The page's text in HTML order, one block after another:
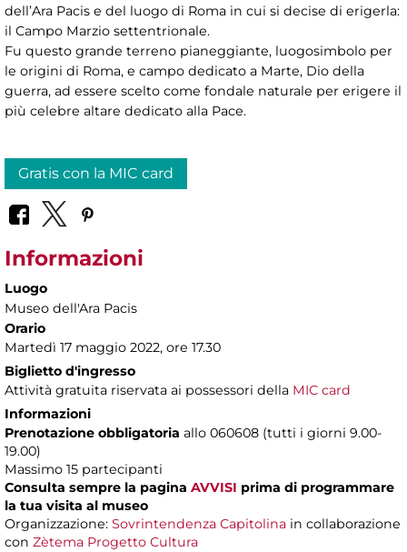
dell’Ara Pacis e del luogo di Roma in cui si decise di erigerla:
il Campo Marzio settentrionale.
Fu questo grande terreno pianeggiante, luogosimbolo per
le origini di Roma, e campo dedicato a Marte, Dio della
guerra, ad essere scelto come fondale naturale per erigere il
più celebre altare dedicato alla Pace.
Gratis con la MIC card
Informazioni
Luogo
Museo dell'Ara Pacis
Orario
Martedì 17 maggio 2022, ore 17.30
Biglietto d'ingresso
Attività gratuita riservata ai possessori della MIC card
Informazioni
Prenotazione obbligatoria allo 060608 (tutti i giorni 9.00-
19.00)
Massimo 15 partecipanti
Consulta sempre la pagina AVVISI prima di programmare
la tua visita al museo
Organizzazione: Sovrintendenza Capitolina in collaborazione
con Zètema Progetto Cultura